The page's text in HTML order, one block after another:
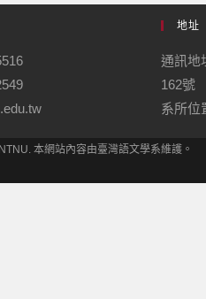
地址
通訊地
162號
系所位
本網站內容由臺灣語文學系維護。